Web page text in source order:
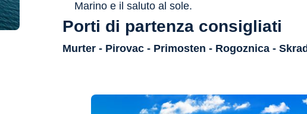
Marino e il saluto al sole.
Porti di partenza consigliati
Murter - Pirovac - Primosten - Rogoznica -